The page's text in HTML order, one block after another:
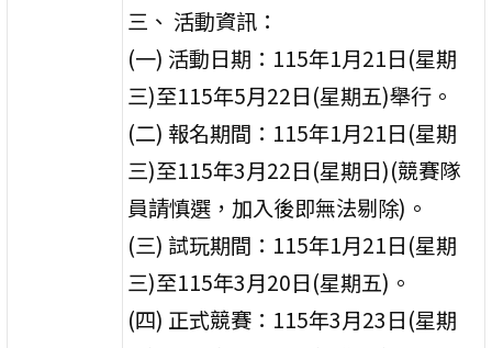
三、 活動資訊：
(一) 活動日期：115年1月21日(星期
三)至115年5月22日(星期五)舉行。
(二) 報名期間：115年1月21日(星期
三)至115年3月22日(星期日)(競賽隊
員請慎選，加入後即無法剔除)。
(三) 試玩期間：115年1月21日(星期
三)至115年3月20日(星期五)。
(四) 正式競賽：115年3月23日(星期